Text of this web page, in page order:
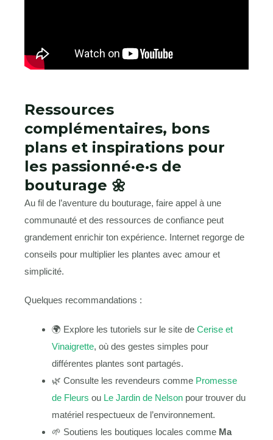
Ressources
complémentaires, bons
plans et inspirations pour
les passionné·e·s de
bouturage 🌼
Au fil de l’aventure du bouturage, faire appel à une
communauté et des ressources de confiance peut
grandement enrichir ton expérience. Internet regorge de
conseils pour multiplier les plantes avec amour et
simplicité.
Quelques recommandations :
🌍 Explore les tutoriels sur le site de Cerise et
Vinaigrette, où des gestes simples pour
différentes plantes sont partagés.
🌿 Consulte les revendeurs comme Promesse
de Fleurs ou Le Jardin de Nelson pour trouver du
matériel respectueux de l’environnement.
🌱 Soutiens les boutiques locales comme Ma